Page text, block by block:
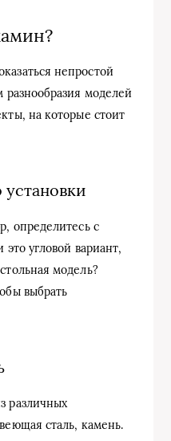
непростой
разнообразия моделей
на которые стоит
определитесь с
угловой вариант,
модель?
выбрать
различных
сталь, камень.